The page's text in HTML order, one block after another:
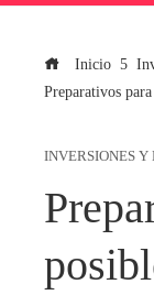
Inicio
Preparativos
INVERSIONES Y